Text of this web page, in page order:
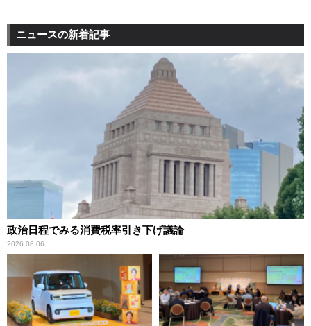
ニュースの新着記事
政治日程でみる消費税率引き下げ議論
2026.08.06